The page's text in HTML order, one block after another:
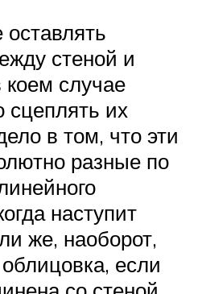
стеной и
коем случае
сцеплять их
в том, что эти
разные по
наступит
же, наоборот,
если